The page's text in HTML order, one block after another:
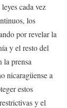
cada vez
los
por revelar la
y el resto del
la prensa
nicaragüense a
estos
y el